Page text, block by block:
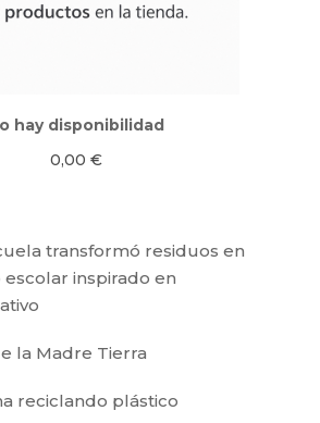
hay disponibilidad
0,00 €
transformó residuos en
inspirado en
la Madre Tierra
reciclando plástico